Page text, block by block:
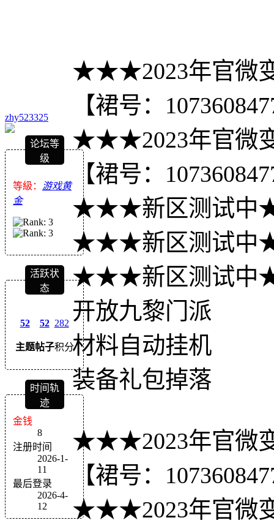
zhy523325
论坛等
级
等級： 游戏黄
金
活跃状
态
52
主题
52
帖子
282
积分
时间轨
迹
金钱
8
注册时间
2026-1-
11
最后登录
2026-4-
12
★★★2023年官微
【裙号：
★★★2023年官微
【裙号：
★★★新区测试
★★★新区测试
★★★新区测试
开放九黎门派
材料自动挂机
装备礼包掉落
★★★2023年官微
【裙号：
★★★2023年官微